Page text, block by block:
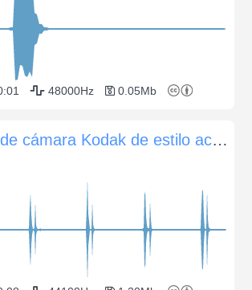
48000Hz 0.05Mb
Obturador de cámara Kodak de estilo acordeón antiguo